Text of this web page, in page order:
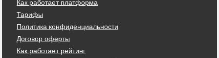
Как работает платформа
Тарифы
Политика конфиденциальности
Договор оферты
Как работает рейтинг